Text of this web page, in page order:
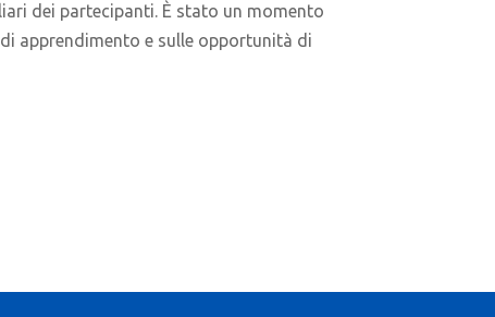
dei partecipanti. È stato un momento
apprendimento e sulle opportunità di